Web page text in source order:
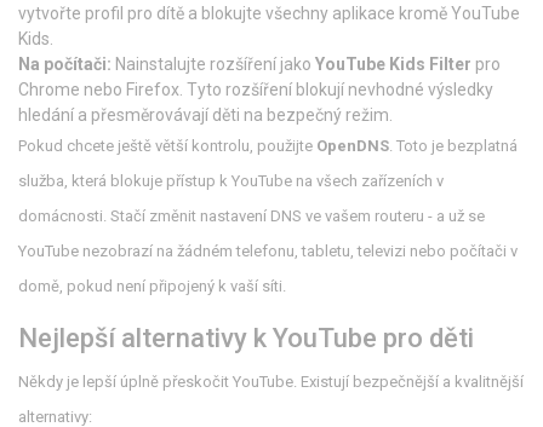
vytvořte profil pro dítě a blokujte všechny aplikace kromě YouTube
Kids.
Na počítači: Nainstalujte rozšíření jako YouTube Kids Filter pro
Chrome nebo Firefox. Tyto rozšíření blokují nevhodné výsledky
hledání a přesměrovávají děti na bezpečný režim.
Pokud chcete ještě větší kontrolu, použijte OpenDNS. Toto je bezplatná
služba, která blokuje přístup k YouTube na všech zařízeních v
domácnosti. Stačí změnit nastavení DNS ve vašem routeru - a už se
YouTube nezobrazí na žádném telefonu, tabletu, televizi nebo počítači v
domě, pokud není připojený k vaší síti.
Nejlepší alternativy k YouTube pro děti
Někdy je lepší úplně přeskočit YouTube. Existují bezpečnější a kvalitnější
alternativy: